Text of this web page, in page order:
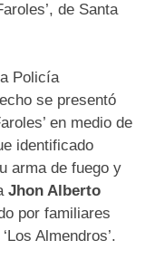
de Santa
Policía
se presentó
en medio de
identificado
arma de fuego y
Jhon Alberto
por familiares
Almendros’.